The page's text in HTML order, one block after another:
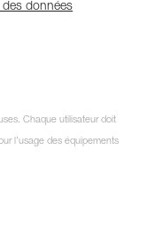
des données
Chaque utilisateur doit
l’usage des équipements